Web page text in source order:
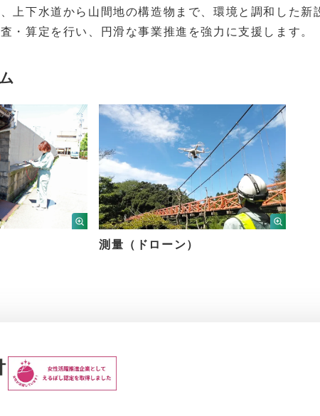
上下水道から山間地の構造物まで、環境と調和した
・算定を行い、円滑な事業推進を強力に支援します。
測量（ドローン）